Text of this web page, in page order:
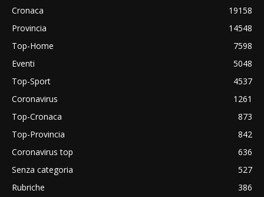
Cronaca
19158
Provincia
14548
Top-Home
7598
Eventi
5048
Top-Sport
4537
Coronavirus
1261
Top-Cronaca
873
Top-Provincia
842
Coronavirus top
636
Senza categoria
527
Rubriche
386